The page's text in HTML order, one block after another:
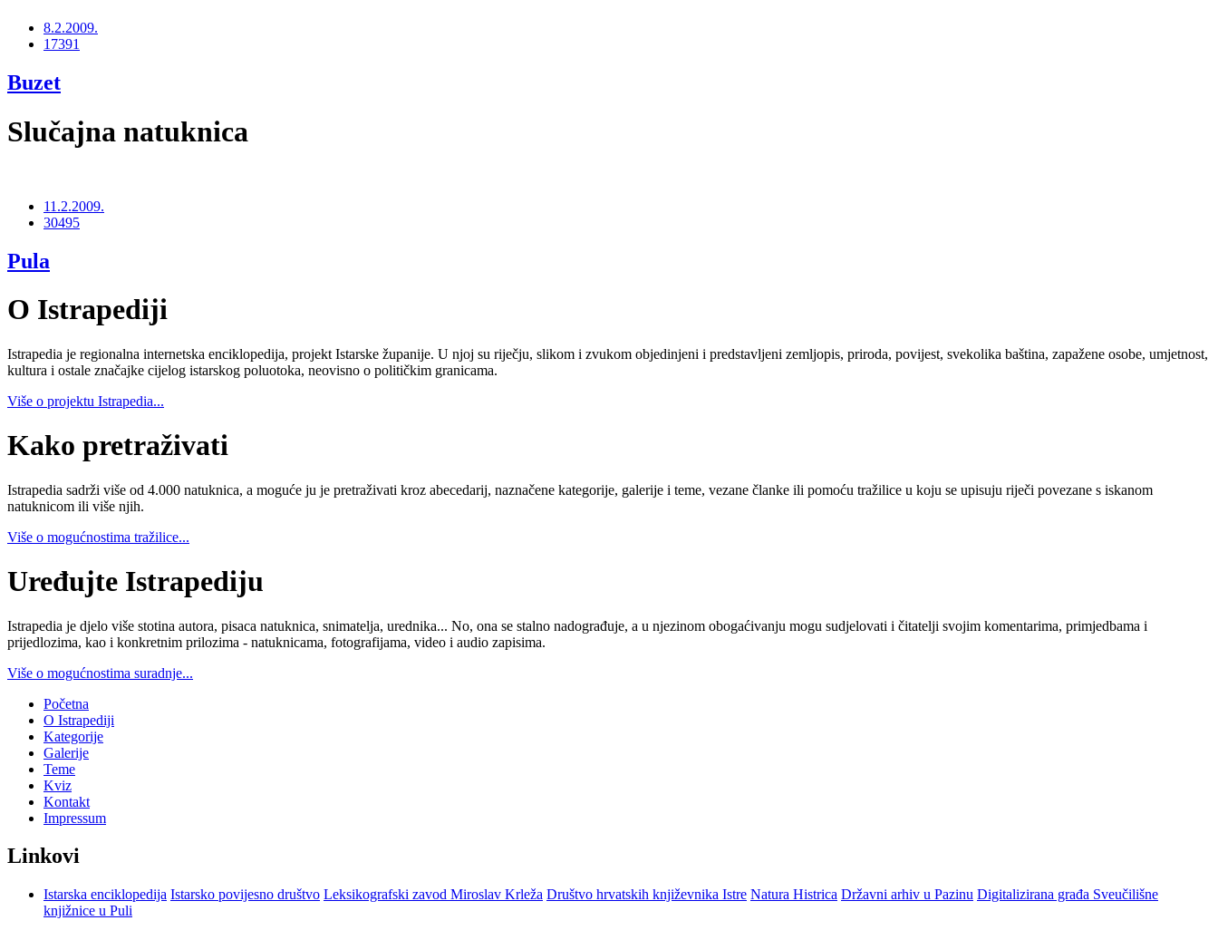
8.2.2009.
17391
Buzet
Slučajna natuknica
11.2.2009.
30495
Pula
O Istrapediji
Istrapedia je regionalna internetska enciklopedija, projekt Istarske županije. U njoj su riječju, slikom i zvukom objedinjeni i predstavljeni zemljopis, priroda, povijest, svekolika baština, zapažene osobe, umjetnost,
kultura i ostale značajke cijelog istarskog poluotoka, neovisno o političkim granicama.
Više o projektu Istrapedia...
Kako pretraživati
Istrapedia sadrži više od 4.000 natuknica, a moguće ju je pretraživati kroz abecedarij, naznačene kategorije, galerije i teme, vezane članke ili pomoću tražilice u koju se upisuju riječi povezane s iskanom
natuknicom ili više njih.
Više o mogućnostima tražilice...
Uređujte Istrapediju
Istrapedia je djelo više stotina autora, pisaca natuknica, snimatelja, urednika... No, ona se stalno nadograđuje, a u njezinom obogaćivanju mogu sudjelovati i čitatelji svojim komentarima, primjedbama i
prijedlozima, kao i konkretnim prilozima - natuknicama, fotografijama, video i audio zapisima.
Više o mogućnostima suradnje...
Početna
O Istrapediji
Kategorije
Galerije
Teme
Kviz
Kontakt
Impressum
Linkovi
Istarska enciklopedija Istarsko povijesno društvo Leksikografski zavod Miroslav Krleža Društvo hrvatskih književnika Istre Natura Histrica Državni arhiv u Pazinu Digitalizirana građa Sveučilišne
knjižnice u Puli